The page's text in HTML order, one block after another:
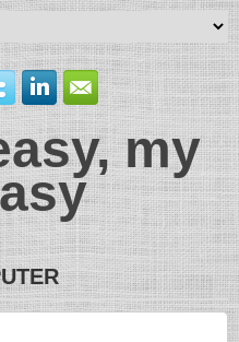
my